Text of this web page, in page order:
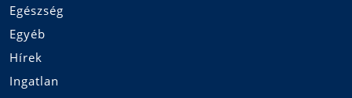
Egészség
Egyéb
Hírek
Ingatlan